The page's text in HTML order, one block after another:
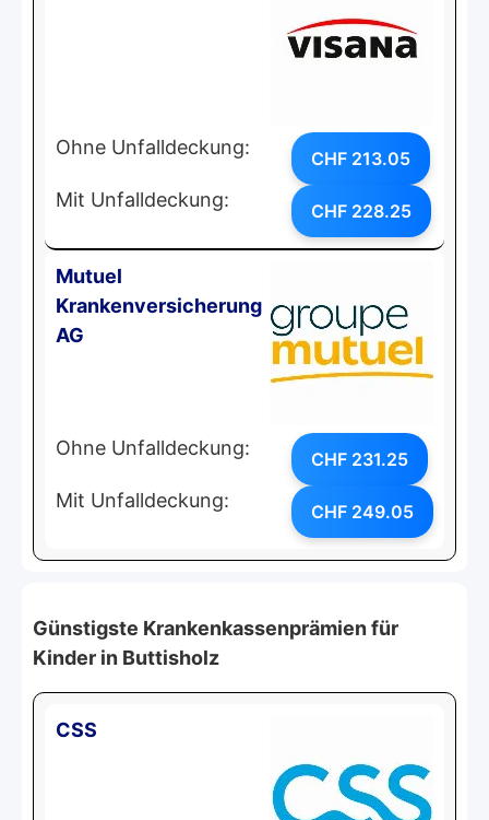
Ohne Unfalldeckung: CHF 213.05
Mit Unfalldeckung: CHF 228.25
Mutuel
Krankenversicherung
AG
Ohne Unfalldeckung: CHF 231.25
Mit Unfalldeckung: CHF 249.05
Günstigste Krankenkassenprämien für
Kinder in Buttisholz
CSS